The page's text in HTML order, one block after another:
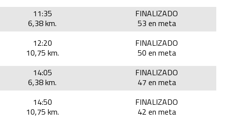
11:35
6,38 km.
FINALIZADO
53 en meta
12:20
10,75 km.
FINALIZADO
50 en meta
14:05
6,38 km.
FINALIZADO
47 en meta
14:50
10,75 km.
FINALIZADO
42 en meta